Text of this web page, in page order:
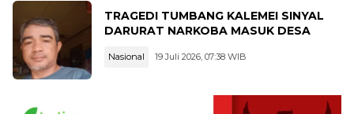
TRAGEDI TUMBANG KALEMEI SINYAL
DARURAT NARKOBA MASUK DESA
Nasional 19 Juli 2026, 07:38 WIB